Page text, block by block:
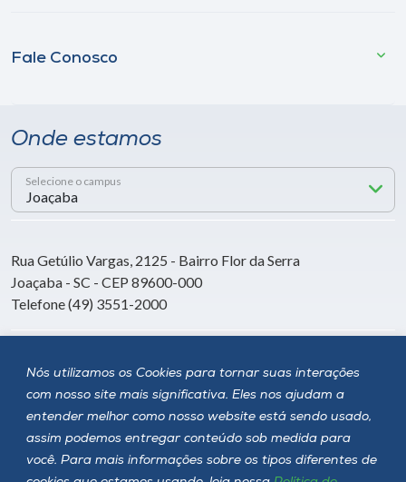
Nós utilizamos os Cookies para tornar suas interações
com nosso site mais significativa. Eles nos ajudam a
entender melhor como nosso website está sendo usado,
assim podemos entregar conteúdo sob medida para
você. Para mais informações sobre os tipos diferentes de
Fale Conosco
Onde estamos
Selecione o campus
Rua Getúlio Vargas, 2125 - Bairro Flor da Serra
Joaçaba - SC - CEP 89600-000
Telefone (49) 3551-2000
Siga a Unoesc